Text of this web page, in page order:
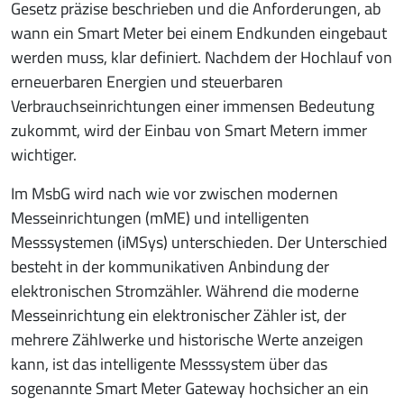
Gesetz präzise beschrieben und die Anforderungen, ab
wann ein Smart Meter bei einem Endkunden eingebaut
werden muss, klar definiert. Nachdem der Hochlauf von
erneuerbaren Energien und steuerbaren
Verbrauchseinrichtungen einer immensen Bedeutung
zukommt, wird der Einbau von Smart Metern immer
wichtiger.
Im MsbG wird nach wie vor zwischen modernen
Messeinrichtungen (mME) und intelligenten
Messsystemen (iMSys) unterschieden. Der Unterschied
besteht in der kommunikativen Anbindung der
elektronischen Stromzähler. Während die moderne
Messeinrichtung ein elektronischer Zähler ist, der
mehrere Zählwerke und historische Werte anzeigen
kann, ist das intelligente Messsystem über das
sogenannte Smart Meter Gateway hochsicher an ein